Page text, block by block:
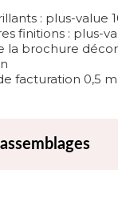
: plus-value
finitions : plus-
la brochure
facturation 0,5